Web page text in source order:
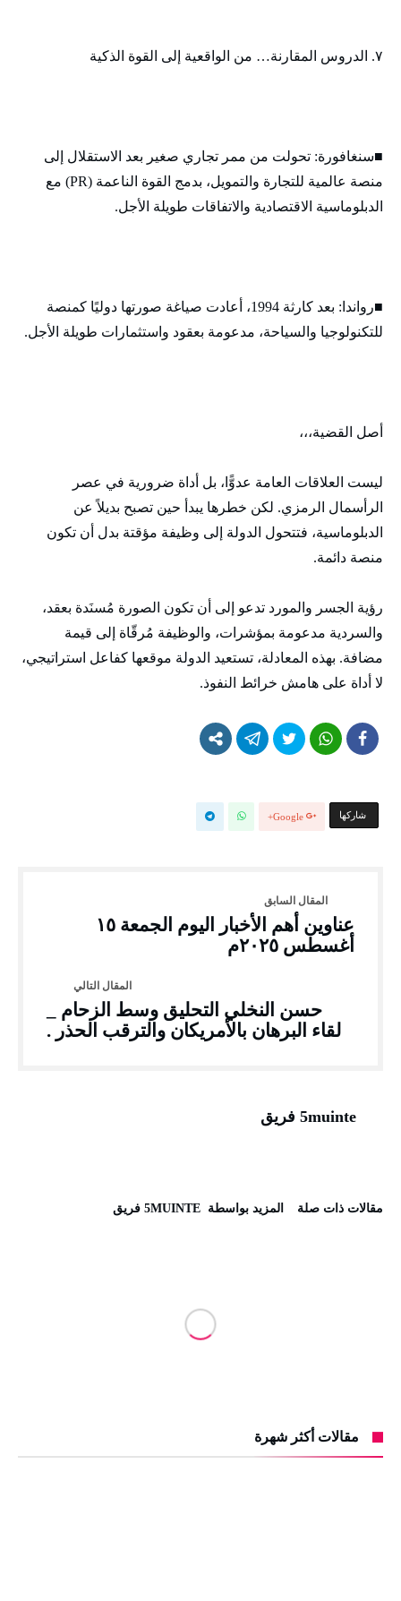
٧. الدروس المقارنة… من الواقعية إلى القوة الذكية
■سنغافورة: تحولت من ممر تجاري صغير بعد الاستقلال إلى
منصة عالمية للتجارة والتمويل، بدمج القوة الناعمة (PR) مع
الدبلوماسية الاقتصادية والاتفاقات طويلة الأجل.
■رواندا: بعد كارثة 1994، أعادت صياغة صورتها دوليًا كمنصة
للتكنولوجيا والسياحة، مدعومة بعقود واستثمارات طويلة الأجل.
أصل القضية،،،
ليست العلاقات العامة عدوًّا، بل أداة ضرورية في عصر
الرأسمال الرمزي. لكن خطرها يبدأ حين تصبح بديلاً عن
الدبلوماسية، فتتحول الدولة إلى وظيفة مؤقتة بدل أن تكون
منصة دائمة.
رؤية الجسر والمورد تدعو إلى أن تكون الصورة مُسنَدة بعقد،
والسردية مدعومة بمؤشرات، والوظيفة مُرقّاة إلى قيمة
مضافة. بهذه المعادلة، تستعيد الدولة موقعها كفاعل استراتيجي،
لا أداة على هامش خرائط النفوذ.
‫‫ شاركها‬ Google+
عناوين أهم الأخبار اليوم الجمعة ١٥
أغسطس ٢٠٢٥م
حسن النخلي التحليق وسط الزحام _
لقاء البرهان بالأمريكان والترقب الحذر .
5muinte فريق
‫مقالات ذات صلة‬ ‫‫المزيد بواسطة‬ ‬ 5MUINTE فريق
مقالات أكثر شهرة